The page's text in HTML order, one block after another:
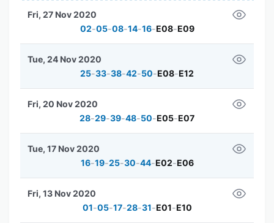
02-05-08-14-16-E08-E09
Fri, 27 Nov 2020
25-33-38-42-50-E08-E12
Tue, 24 Nov 2020
28-29-39-48-50-E05-E07
Fri, 20 Nov 2020
16-19-25-30-44-E02-E06
Tue, 17 Nov 2020
01-05-17-28-31-E01-E10
Fri, 13 Nov 2020